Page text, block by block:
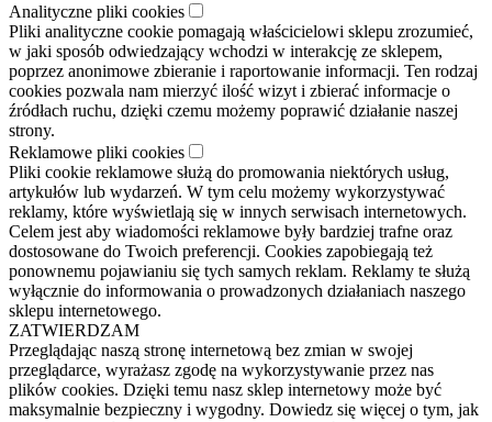
Analityczne pliki cookies
Pliki analityczne cookie pomagają właścicielowi sklepu zrozumieć,
w jaki sposób odwiedzający wchodzi w interakcję ze sklepem,
poprzez anonimowe zbieranie i raportowanie informacji. Ten rodzaj
cookies pozwala nam mierzyć ilość wizyt i zbierać informacje o
źródłach ruchu, dzięki czemu możemy poprawić działanie naszej
strony.
Reklamowe pliki cookies
Pliki cookie reklamowe służą do promowania niektórych usług,
artykułów lub wydarzeń. W tym celu możemy wykorzystywać
reklamy, które wyświetlają się w innych serwisach internetowych.
Celem jest aby wiadomości reklamowe były bardziej trafne oraz
dostosowane do Twoich preferencji. Cookies zapobiegają też
ponownemu pojawianiu się tych samych reklam. Reklamy te służą
wyłącznie do informowania o prowadzonych działaniach naszego
sklepu internetowego.
ZATWIERDZAM
Przeglądając naszą stronę internetową bez zmian w swojej
przeglądarce, wyrażasz zgodę na wykorzystywanie przez nas
plików cookies. Dzięki temu nasz sklep internetowy może być
maksymalnie bezpieczny i wygodny. Dowiedz się więcej o tym, jak